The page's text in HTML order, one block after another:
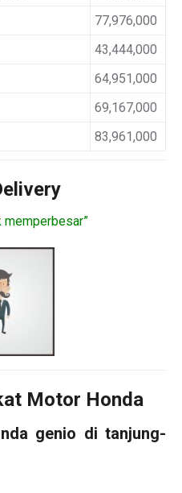
77,976,000
43,444,000
64,951,000
69,167,000
83,961,000
memperbesar”
Motor Honda
genio di tanjung-